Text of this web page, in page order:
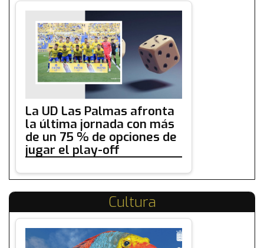
La UD Las Palmas afronta
la última jornada con más
de un 75 % de opciones de
jugar el play-off
Cultura